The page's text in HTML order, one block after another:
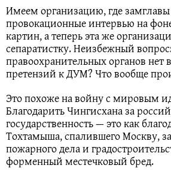
Имеем организацию, где
провокационные интервью на
картин, а теперь эта же
сепаратистку. Неизбежный
правоохранительных органов
претензий к ДУМ? Что вообще
Это похоже на войну с мировым
Благодарить Чингисхана за
государственность — это как
Тохтамыша, спалившего Москву,
пожарного дела и
форменный местечковый бред.